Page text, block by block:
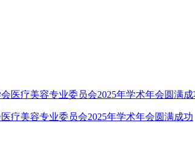
疗美容专业委员会2025年学术年会圆满成功